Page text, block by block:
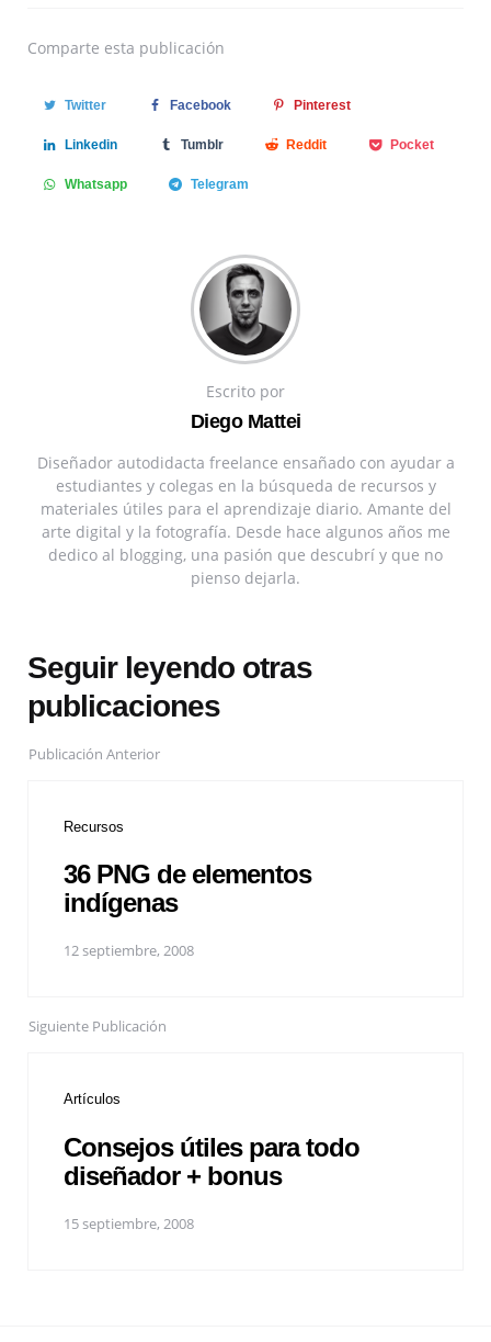
Comparte esta publicación
Twitter Facebook Pinterest
Linkedin Tumblr Reddit Pocket
Whatsapp Telegram
Escrito por
Diego Mattei
Diseñador autodidacta freelance ensañado con ayudar a
estudiantes y colegas en la búsqueda de recursos y
materiales útiles para el aprendizaje diario. Amante del
arte digital y la fotografía. Desde hace algunos años me
dedico al blogging, una pasión que descubrí y que no
pienso dejarla.
Seguir leyendo otras
publicaciones
Publicación Anterior
Recursos
36 PNG de elementos
indígenas
12 septiembre, 2008
Siguiente Publicación
Artículos
Consejos útiles para todo
diseñador + bonus
15 septiembre, 2008